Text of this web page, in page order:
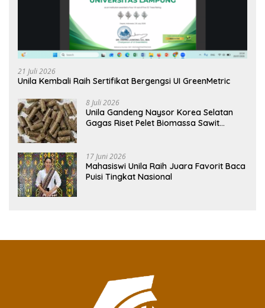
21 Juli 2026
Unila Kembali Raih Sertifikat Bergengsi UI GreenMetric
8 Juli 2026
Unila Gandeng Naysor Korea Selatan
Gagas Riset Pelet Biomassa Sawit
17 Juni 2026
Mahasiswi Unila Raih Juara Favorit Baca
Puisi Tingkat Nasional